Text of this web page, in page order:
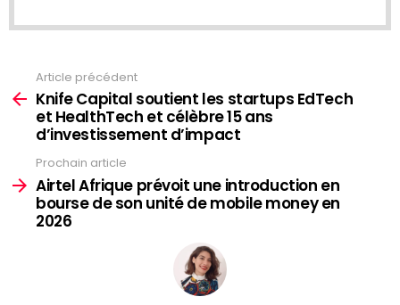
plus
Article précédent
Knife Capital soutient les startups EdTech
et HealthTech et célèbre 15 ans
d’investissement d’impact
Prochain article
Airtel Afrique prévoit une introduction en
bourse de son unité de mobile money en
2026